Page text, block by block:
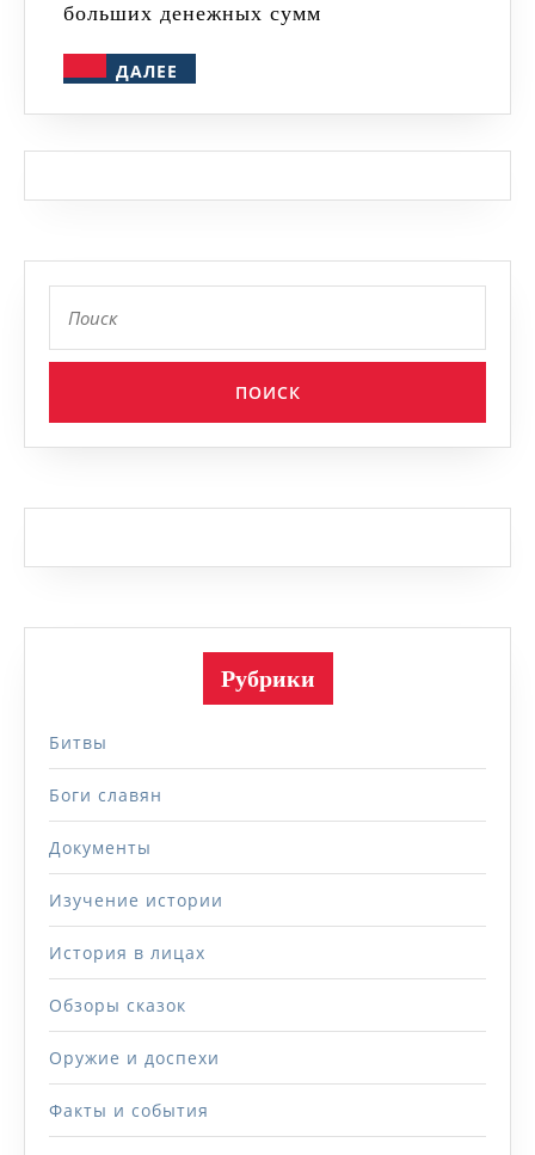
больших денежных сумм
ДАЛЕЕ
Рубрики
Битвы
Боги славян
Документы
Изучение истории
История в лицах
Обзоры сказок
Оружие и доспехи
Факты и события